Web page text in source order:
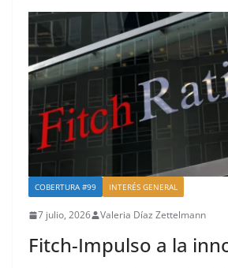
COBERTURA #99 INTERÉS GENERAL
7 julio, 2026 Valeria Díaz Zettelmann
Fitch-Impulso a la